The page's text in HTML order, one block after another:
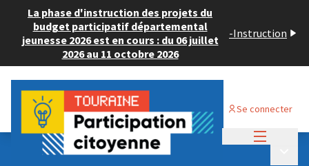
La phase d'instruction des projets du
budget participatif départemental
jeunesse 2026 est en cours : du 06 juillet
2026 au 11 octobre 2026
-Instruction
Se connecter
Budget Participatif JEUNESSE 2024
💡 Consulter les projets déposés